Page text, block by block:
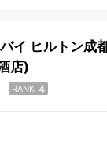
イ ヒルトン成
店)
RANK 4